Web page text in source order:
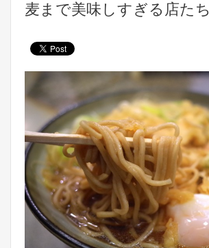
麦まで美味しすぎる店たち